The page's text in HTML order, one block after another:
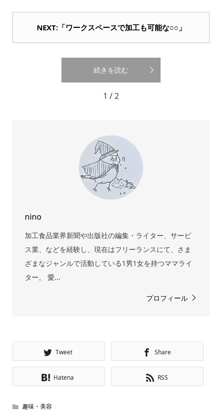
NEXT:「ワークスペースで加工も可能な○○」
続きを読む
1 / 2
nino
加工食品業界新聞や出版社の編集・ライター、サービ
ス業、などを経験し、現在はフリーランスにて、さま
ざまなジャンルで活動している1男1女を持つママライ
ター。 愛...
プロフィール
Tweet Share
Hatena RSS
趣味・美容